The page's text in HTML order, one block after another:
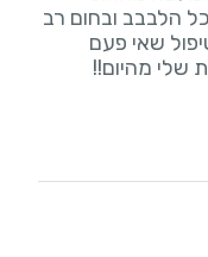
הלבבב ובחום רב
שאי פעם
שלי מהיום!!